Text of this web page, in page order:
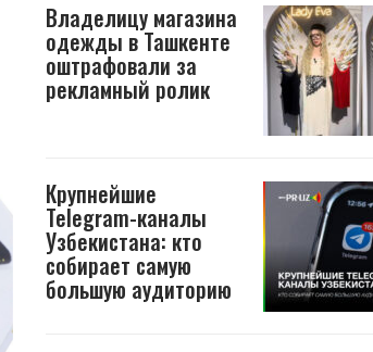
Владелицу магазина
одежды в Ташкенте
оштрафовали за
рекламный ролик
Крупнейшие
Telegram-каналы
Узбекистана: кто
собирает самую
большую аудиторию